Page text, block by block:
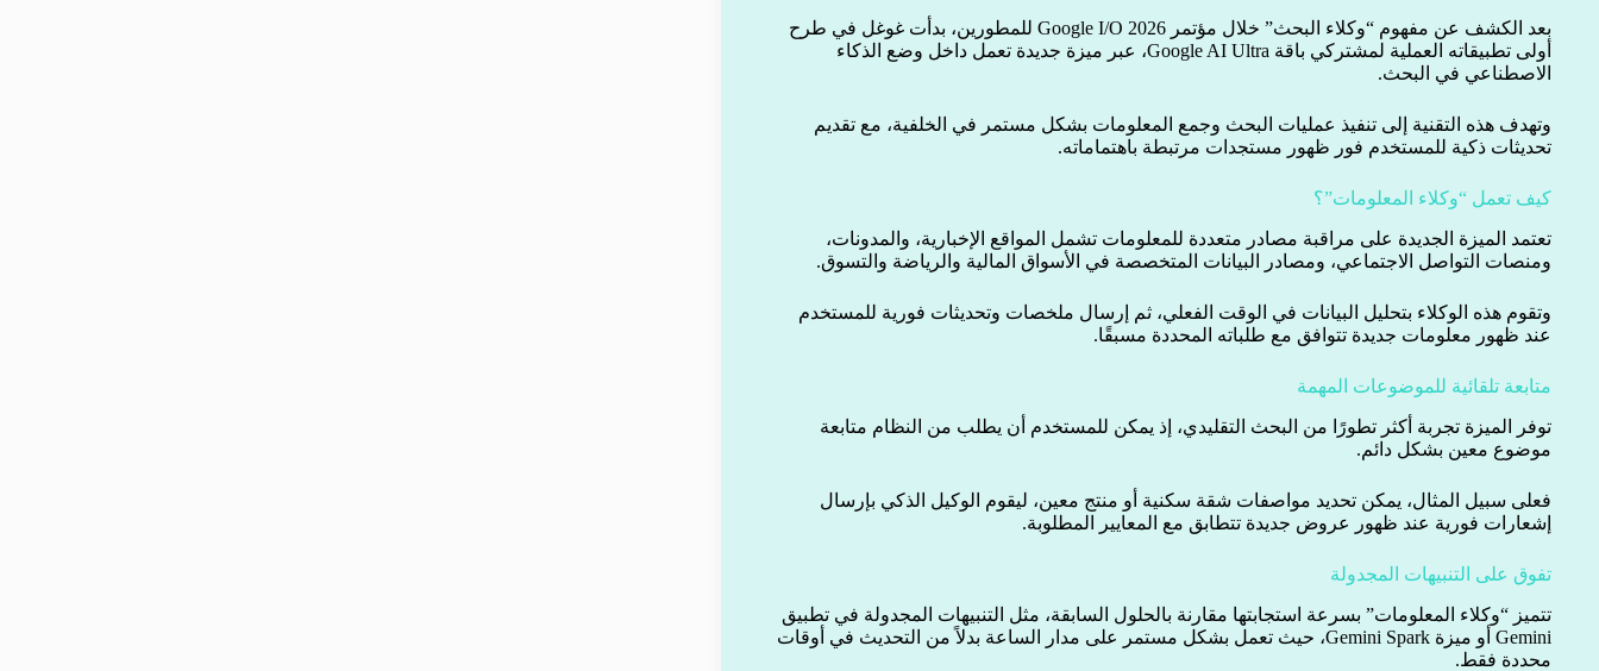
بعد الكشف عن مفهوم “وكلاء البحث” خلال مؤتمر Google I/O 2026 للمطورين، بدأت غوغل في طرح
أولى تطبيقاته العملية لمشتركي باقة Google AI Ultra، عبر ميزة جديدة تعمل داخل وضع الذكاء
الاصطناعي في البحث.
وتهدف هذه التقنية إلى تنفيذ عمليات البحث وجمع المعلومات بشكل مستمر في الخلفية، مع تقديم
تحديثات ذكية للمستخدم فور ظهور مستجدات مرتبطة باهتماماته.
كيف تعمل “وكلاء المعلومات”؟
تعتمد الميزة الجديدة على مراقبة مصادر متعددة للمعلومات تشمل المواقع الإخبارية، والمدونات،
ومنصات التواصل الاجتماعي، ومصادر البيانات المتخصصة في الأسواق المالية والرياضة والتسوق.
وتقوم هذه الوكلاء بتحليل البيانات في الوقت الفعلي، ثم إرسال ملخصات وتحديثات فورية للمستخدم
عند ظهور معلومات جديدة تتوافق مع طلباته المحددة مسبقًا.
متابعة تلقائية للموضوعات المهمة
توفر الميزة تجربة أكثر تطورًا من البحث التقليدي، إذ يمكن للمستخدم أن يطلب من النظام متابعة
موضوع معين بشكل دائم.
فعلى سبيل المثال، يمكن تحديد مواصفات شقة سكنية أو منتج معين، ليقوم الوكيل الذكي بإرسال
إشعارات فورية عند ظهور عروض جديدة تتطابق مع المعايير المطلوبة.
تفوق على التنبيهات المجدولة
تتميز “وكلاء المعلومات” بسرعة استجابتها مقارنة بالحلول السابقة، مثل التنبيهات المجدولة في تطبيق
Gemini أو ميزة Gemini Spark، حيث تعمل بشكل مستمر على مدار الساعة بدلاً من التحديث في أوقات
محددة فقط.